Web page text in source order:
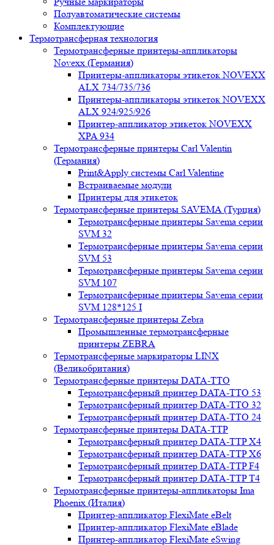
Полуавтоматические системы
Комплектующие
Термотрансферная технология
Термотрансферные принтеры-аппликаторы
Novexx (Германия)
Принтеры-аппликаторы этикеток NOVEXX
ALX 734/735/736
Принтеры-аппликаторы этикеток NOVEXX
ALX 924/925/926
Принтер-аппликатор этикеток NOVEXX
XPA 934
Термотрансферные принтеры Carl Valentin
(Германия)
Print&Apply системы Carl Valentine
Встраиваемые модули
Принтеры для этикеток
Термотрансферные принтеры SAVEMA (Турция)
Термотрансферные принтеры Savema серии
SVM 32
Термотрансферные принтеры Savema серии
SVM 53
Термотрансферные принтеры Savema серии
SVM 107
Термотрансферные принтеры Savema серии
SVM 128*125 I
Термотрансферные принтеры Zebra
Промышленные термотрансферные
принтеры ZEBRA
Термотрансферные маркираторы LINX
(Великобритания)
Термотрансферные принтеры DATA-TTO
Термотрансферный принтер DATA-TTO 53
Термотрансферный принтер DATA-TTO 32
Термотрансферный принтер DATA-TTO 24
Термотрансферные принтеры DATA-TTP
Термотрансферный принтер DATA-TTP Х4
Термотрансферный принтер DATA-TTP Х6
Термотрансферный принтер DATA-TTP F4
Термотрансферный принтер DATA-TTP T4
Термотрансферные принтеры-аппликаторы Ima
Phoenix (Италия)
Принтер-аппликатор FlexiMate eBelt
Принтер-аппликатор FlexiMate eBlade
Принтер-аппликатор FlexiMate eSwing